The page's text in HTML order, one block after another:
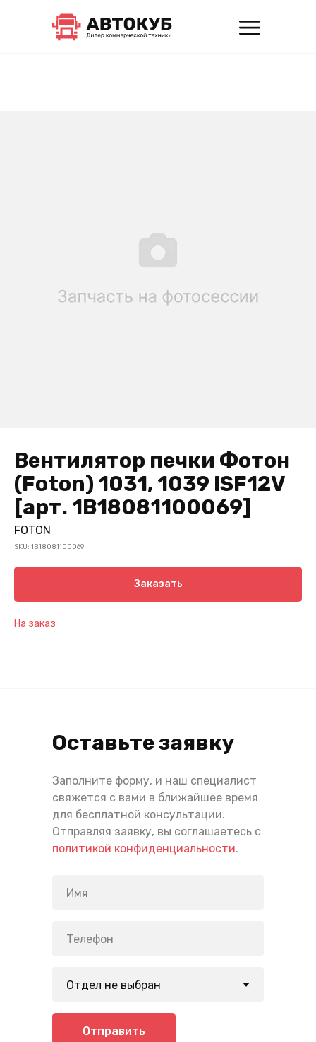
Вентилятор печки Фотон
(Foton) 1031, 1039 ISF12V
[арт. 1B18081100069]
FOTON
SKU: 1B18081100069
Заказать
На заказ
Оставьте заявку
Заполните форму, и наш специалист
свяжется с вами в ближайшее время
для бесплатной консультации.
Отправляя заявку, вы соглашаетесь с
политикой конфиденциальности.
Отправить